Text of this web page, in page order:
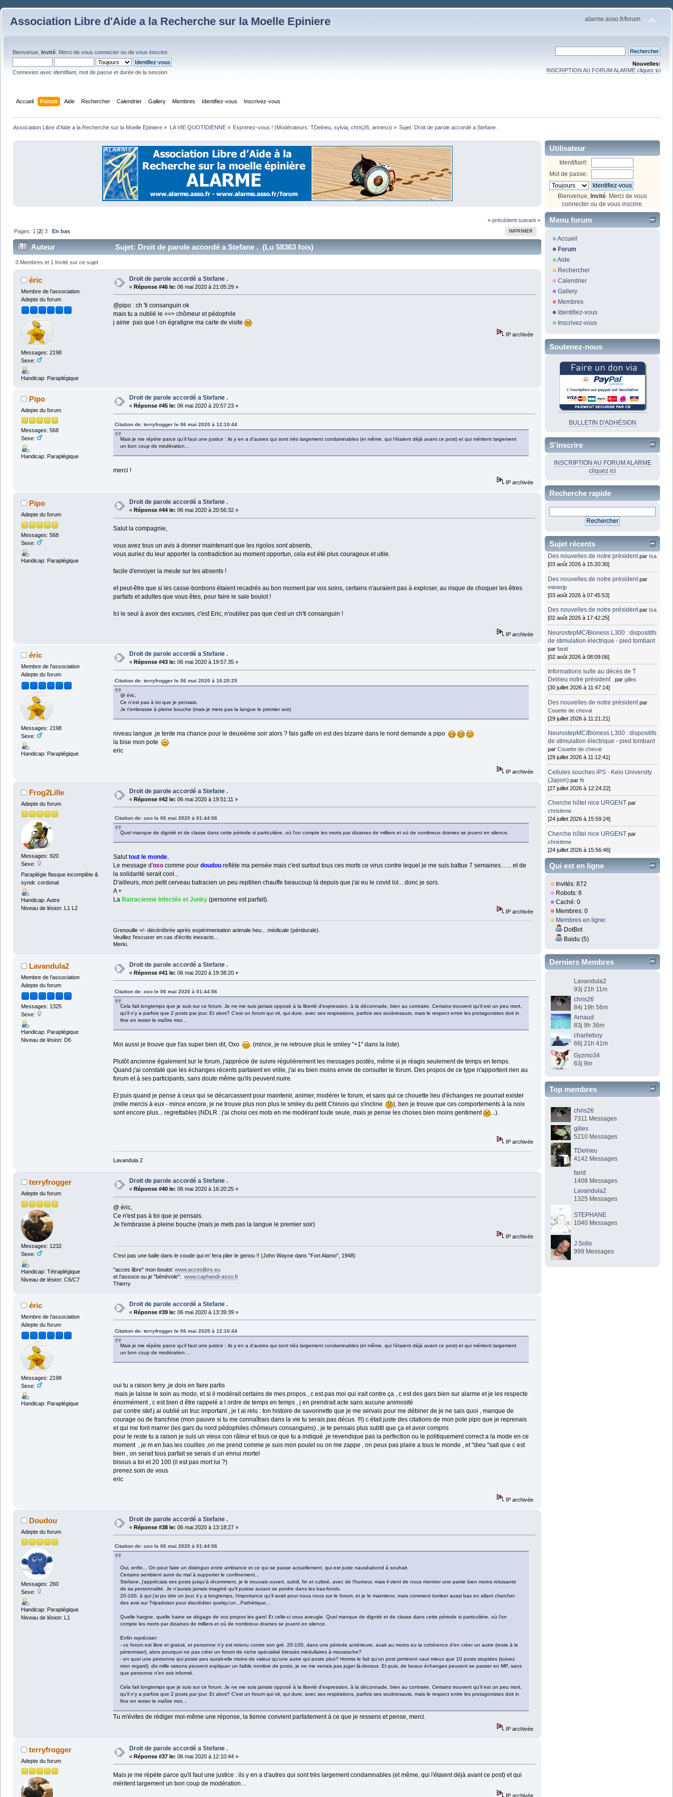
Association Libre d'Aide a la Recherche sur la Moelle Epiniere alarme.asso.fr/forum
Bienvenue, Invité . Merci de vous connecter ou de vous inscrire
Connexion avec identifiant, mot de passe et durée de la session
Nouvelles:
INSCRIPTION AU FORUM ALARME cliquez ici
Accueil Forum Aide Rechercher Calendrier Gallery Membres Identifiez-vous Inscrivez-vous
Association Libre d'Aide a la Recherche sur la Moelle Epiniere » LA VIE QUOTIDIENNE» Exprimez-vous ! (Modérateurs: TDelrieu, sylvia, chris26, anneso) » Sujet: Droit de parole accordé a Stefane .
« précédent suivant »
IMPRIMER
Pages: 1 [2]3 En bas
Auteur Sujet: Droit de parole accordé a Stefane . (Lu 58363 fois)
0 Membres et 1 Invité sur ce sujet
éric
Membre de l'association
Adepte du forum
Messages: 2198
Sexe:
Handicap: Paraplégique
Droit de parole accordé a Stefane .
« Réponse #46 le: 06 mai 2020 à 21:05:29 »
@pipo : ch 'ti consanguin ok
mais tu a oublié le ==> chômeur et pédophile
j aime pas que l on égratigne ma carte de visite
IP archivée
Pipo
Adepte du forum
Messages: 568
Sexe:
Handicap: Paraplégique
Droit de parole accordé a Stefane .
« Réponse #45 le: 06 mai 2020 à 20:57:23 »
Citation de: terryfrogger le 06 mai 2020 à 12:10:44
Mais je me répète parce qu'il faut une justice : ils y en a d'autres qui sont très largement condamnables (et même, qui l'étaient déjà avant ce post) et qui méritent largement
un bon coup de modération…
merci !
IP archivée
Pipo
Adepte du forum
Messages: 568
Sexe:
Handicap: Paraplégique
Droit de parole accordé a Stefane .
« Réponse #44 le: 06 mai 2020 à 20:56:32 »
Salut la compagnie,
vous avez tous un avis à donner maintenant que les rigolos sont absents,
vous auriez du leur apporter la contradiction au moment opportun, cela eut été plus courageux et utile.
facile d'envoyer la meute sur les absents !
et peut-être que si les casse-bonbons étaient recadrés au bon moment par vos soins, certains n'auraient pas à exploser, au risque de choquer les êtres
parfaits et adultes que vous êtes, pour faire le sale boulot !
Ici le seul à avoir des excuses, c'est Eric, n'oubliez pas que c'est un ch'ti consanguin !
IP archivée
éric
Membre de l'association
Adepte du forum
Messages: 2198
Sexe:
Handicap: Paraplégique
Droit de parole accordé a Stefane .
« Réponse #43 le: 06 mai 2020 à 19:57:35 »
Citation de: terryfrogger le 06 mai 2020 à 16:20:25
@ éric,
Ce n'est pas à toi que je pensais.
Je t'embrasse à pleine bouche (mais je mets pas la langue le premier soir)
niveau langue ,je tente ma chance pour le deuxiéme soir alors ? fais gaffe on est des bizarre dans le nord demande a pipo
la bise mon pote
eric
IP archivée
Frog2Lille
Adepte du forum
Messages: 920
Sexe:
Paraplégie flasque incomplète &
syndr. cordonal
Handicap: Autre
Niveau de lésion: L1 L2
Droit de parole accordé a Stefane .
« Réponse #42 le: 06 mai 2020 à 19:51:11 »
Citation de: oxo le 06 mai 2020 à 01:44:56
Quel manque de dignité et de classe dans cette période si particulière, où l'on compte les morts par dizaines de milliers et où de nombreux drames se jouent en silence.
Saluttout le monde,
Le message d'oxo comme pour doudou reflète ma pensée mais c'est surtout tous ces morts ce virus contre lequel je me suis battue 7 semaines... ... et de
la solidarité serait cool...
D'ailleurs, mon petit cerveau batracien un peu reptilien chauffe beaucoup là depuis que j'ai eu le covid lol... donc je sors.
A +
La Batracienne Infectée et Junky (personne est parfait).
IP archivée
Grenouille +/- décérébrée après expérimentation animale heu... médicale (péridurale).
Veuillez l'excuser en cas d'écrits inexacts...
Merki.
Lavandula2
Membre de l'association
Adepte du forum
Messages: 1325
Sexe:
Handicap: Paraplégique
Niveau de lésion: D6
Droit de parole accordé a Stefane .
« Réponse #41 le: 06 mai 2020 à 19:38:20 »
Citation de: oxo le 06 mai 2020 à 01:44:56
Cela fait longtemps que je suis sur ce forum. Je ne me suis jamais opposé à la liberté d'expression, à la déconnade, bien au contraire. Certains trouvent qu'il est un peu mort,
qu'il n'y a parfois que 2 posts par jour. Et alors? C'est un forum qui vit, qui dure, avec ses respirations, parfois ses soubresauts, mais le respect entre les protagonistes doit in
fine en rester le maître mot...
Moi aussi je trouve que t'as super bien dit, Oxo . (mince, je ne retrouve plus le smiley "+1" dans la liste).
Plutôt ancienne également sur le forum, j'apprécie de suivre régulièrement les messages postés, même si je réagis seulement de temps en temps.
Quand j'ai constaté que les échanges récents partaient en vrille, j'ai eu bien moins envie de consulter le forum. Des propos de ce type n'apportent rien au
forum et à ses participants, sans doute même qu'ils peuvent nuire.
Et puis quand je pense à ceux qui se décarcassent pour maintenir, animer, modérer le forum, et sans qui ce chouette lieu d'échanges ne pourrait exister
(mille mercis à eux - mince encore, je ne trouve plus non plus le smiley du petit Chinois qui s'incline
), ben je trouve que ces comportements à la noix
sont encore plus... regrettables (NDLR : j'ai choisi ces mots en me modérant toute seule, mais je pense les choses bien moins gentiment
...).
IP archivée
Lavandula 2
terryfrogger
Adepte du forum
Messages: 1232
Sexe:
Handicap: Tétraplégique
Niveau de lésion: C6/C7
Droit de parole accordé a Stefane .
« Réponse #40 le: 06 mai 2020 à 16:20:25 »
@ éric,
Ce n'est pas à toi que je pensais.
Je t'embrasse à pleine bouche (mais je mets pas la langue le premier soir)
IP archivée
C'est pas une balle dans le coude qui m' fera plier le genou !! (John Wayne dans "Fort Alamo", 1948)
"acces libre" mon boulot: www.acceslibre.eu
et l'assoce ou je "bénévole": www.caphandi-asso.fr
Thierry
éric
Membre de l'association
Adepte du forum
Messages: 2198
Sexe:
Handicap: Paraplégique
Droit de parole accordé a Stefane .
« Réponse #39 le: 06 mai 2020 à 13:39:39 »
Citation de: terryfrogger le 06 mai 2020 à 12:10:44
Mais je me répète parce qu'il faut une justice : ils y en a d'autres qui sont très largement condamnables (et même, qui l'étaient déjà avant ce post) et qui méritent largement
un bon coup de modération…
oui tu a raison terry ,je dois en faire partis
mais je laisse le soin au modo, et si il modérait certains de mes propos , c est pas moi qui irait contre ça , c est des gars bien sur alarme et je les respecte
énormément , c est bien d être rappelé a l ordre de temps en temps , j en prendrait acte sans aucune animosité
par contre stef j ai oublié un truc important , je t ai relu : ton histoire de savonnette que je me servais pour me débiner de je ne sais quoi , manque de
courage ou de franchise (mon pauvre si tu me connaîtrais dans la vie tu serais pas décus !!!) c était juste des citations de mon pote pipo que je reprenais
et qui me font marrer (les gars du nord pédophiles chômeurs consanguins) , je te pensais plus subtil que ça et avoir compris
pour le reste tu a raison je suis un vieux con râleur et tous ce que tu a indiqué ,je revendique pas la perfection ou le politiquement correct a la mode en ce
moment , je m en bas les couilles ,on me prend comme je suis mon poulet ou on me zappe , on peux pas plaire a tous le monde , et "dieu "sait que c est
bien , on serait tous parfait se serais d un ennui mortel
bisous a toi et 20 100 (il est pas mort lui ?)
prenez soin de vous
eric
IP archivée
Doudou
Adepte du forum
Messages: 260
Sexe:
Handicap: Paraplégique
Niveau de lésion: L1
Droit de parole accordé a Stefane .
« Réponse #38 le: 06 mai 2020 à 13:18:27 »
Citation de: oxo le 06 mai 2020 à 01:44:56
Oui, enfin... On peut faire un distinguo entre ambiance et ce qui se passe actuellement, qui est juste nauséabond à souhait.
Certains semblent avoir du mal à supporter le confinement...
Stefane, j'appréciais ses posts jusqu'à récemment, je le trouvais ouvert, subtil, fin et cultivé, avec de l'humour, mais il vient de nous montrer une partie bien moins reluisante
de sa personnalité. Je n'aurais jamais imaginé qu'il puisse autant se perdre dans les bas-fonds.
20-100, à qui j'ai pu dire un jour, il y a longtemps, l'importance qu'il avait pour nous nous sur le forum, et je le maintiens, mais comment tomber aussi bas en allant chercher
des avis sur Tripadvisor pour discréditer quelqu'un...Pathétique...
Quelle hargne, quelle haine se dégage de vos propos les gars! Et celle-ci vous aveugle. Quel manque de dignité et de classe dans cette période si particulière, où l'on
compte les morts par dizaines de milliers et où de nombreux drames se jouent en silence.
Enfin repréciser:
- ce forum est libre et gratuit, et personne n'y est retenu contre son gré. 20-100, dans une période antérieure, avait au moins eu la cohérence d'en créer un autre (reste à le
pérenniser), alors pourquoi ne pas créer un forum de niche spécialisé blessés médullaires à moustache?
- en quoi une personne qui poste peu aurait-elle moins de valeur qu'une autre qui poste plus? Hormis le fait qu'un post pertinent vaut mieux que 10 posts stupides (suivez
mon regard), dix mille raisons peuvent expliquer un faible nombre de posts, je ne me verrais pas juger là-dessus. Et puis, de beaux échanges peuvent se passer en MP, sans
que personne n'en soit informé.
Cela fait longtemps que je suis sur ce forum. Je ne me suis jamais opposé à la liberté d'expression, à la déconnade, bien au contraire. Certains trouvent qu'il est un peu mort,
qu'il n'y a parfois que 2 posts par jour. Et alors? C'est un forum qui vit, qui dure, avec ses respirations, parfois ses soubresauts, mais le respect entre les protagonistes doit in
fine en rester le maître mot...
Tu m'évites de rédiger moi-même une réponse, la tienne convient parfaitement à ce que je ressens et pense, merci.
IP archivée
terryfrogger
Adepte du forum
Droit de parole accordé a Stefane .
« Réponse #37 le: 06 mai 2020 à 12:10:44 »
Mais je me répète parce qu'il faut une justice : ils y en a d'autres qui sont très largement condamnables (et même, qui l'étaient déjà avant ce post) et qui
méritent largement un bon coup de modération…
IP archivée
Utilisateur
Identifiant:
Mot de passe:
Bienvenue, Invité . Merci de vous
connecterou de vous inscrire
Menu forum
Accueil
Forum
Aide
Rechercher
Calendrier
Gallery
Membres
Identifiez-vous
Inscrivez-vous
Soutenez-nous
BULLETIN D'ADHÉSION
S'inscrire
INSCRIPTION AU FORUM ALARME
cliquez ici
Recherche rapide
Sujet récents
Des nouvelles de notre président par Isa
[03 août 2026 à 15:20:30]
Des nouvelles de notre président par
misterjp
[03 août 2026 à 07:45:53]
Des nouvelles de notre président par Isa
[02 août 2026 à 17:42:25]
NeurostepMC/Bioness L300 : dispositifs
de stimulation électrique - pied tombant
parfarid
[02 août 2026 à 08:09:06]
Informations suite au décès de T
Delrieu notre président . pargilles
[30 juillet 2026 à 11:47:14]
Des nouvelles de notre président par
Couette de cheval
[29 juillet 2026 à 11:21:21]
NeurostepMC/Bioness L300 : dispositifs
de stimulation électrique - pied tombant
parCouette de cheval
[29 juillet 2026 à 11:12:41]
Cellules souches iPS - Keio University
(Japon) parfti
[27 juillet 2026 à 12:24:22]
Cherche hôtel nice URGENT par
christinne
[24 juillet 2026 à 15:59:24]
Cherche hôtel nice URGENT par
christinne
[24 juillet 2026 à 15:56:46]
Qui est en ligne
Invités: 872
Robots: 6
Caché: 0
Membres: 0
Membres en ligne:
DotBot
Baidu (5)
Derniers Membres
Lavandula2
93j 21h 11m
chris26
84j 19h 56m
Arnaud
83j 9h 36m
charlieboy
66j 21h 41m
Gyzmo34
63j 9m
Top membres
chris26
7311 Messages
gilles
5210 Messages
TDelrieu
4142 Messages
farid
1408 Messages
Lavandula2
1325 Messages
STEPHANE
1040 Messages
J.Solis
999 Messages